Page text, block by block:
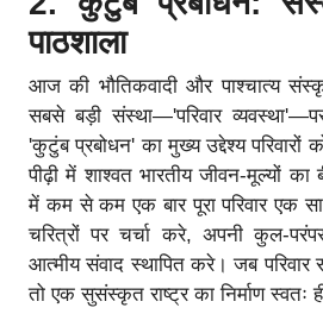
पाठशाला
आज की भौतिकवादी और पाश्चात्य
सबसे बड़ी संस्था—'परिवार
'कुटुंब प्रबोधन' का मुख्य उद्देश्य
पीढ़ी में शाश्वत भारतीय जीवन-मूल्यों का
में कम से कम एक बार पूरा परिवार एक
चरित्रों पर चर्चा करे, अपनी कुल-
आत्मीय संवाद स्थापित करे। जब
तो एक सुसंस्कृत राष्ट्र का निर्माण स्वतः